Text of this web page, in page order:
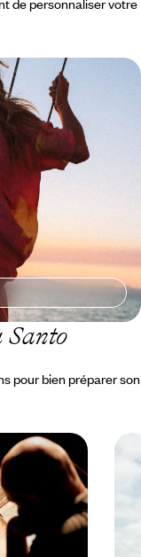
de personnaliser votre
le Vanuatu
et immensément
Santo (1)
pour bien préparer son